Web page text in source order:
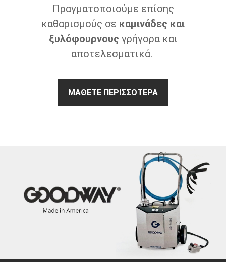
Πραγματοποιούμε επίσης
καθαρισμούς σε καμινάδες και
ξυλόφουρνους γρήγορα και
αποτελεσματικά.
ΜΆΘΕΤΕ ΠΕΡΙΣΣΌΤΕΡΑ